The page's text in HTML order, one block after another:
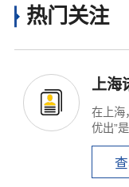
热门关注
上海
在上海
优出”
全...